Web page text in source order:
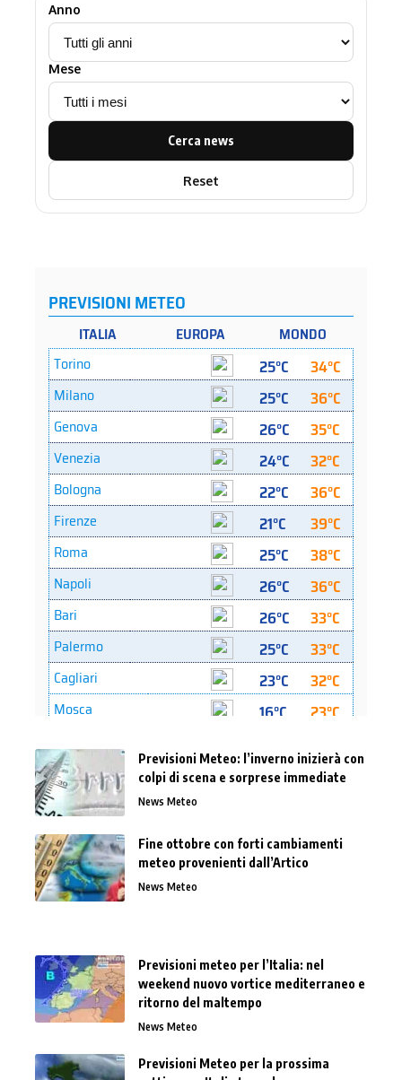
Anno
Mese
Cerca news
Reset
Previsioni Meteo: l’inverno inizierà con
colpi di scena e sorprese immediate
News Meteo
Fine ottobre con forti cambiamenti
meteo provenienti dall’Artico
News Meteo
Previsioni meteo per l’Italia: nel
weekend nuovo vortice mediterraneo e
ritorno del maltempo
News Meteo
Previsioni Meteo per la prossima